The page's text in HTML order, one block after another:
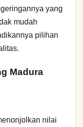
yang
mudah
pilihan
Madura
nilai